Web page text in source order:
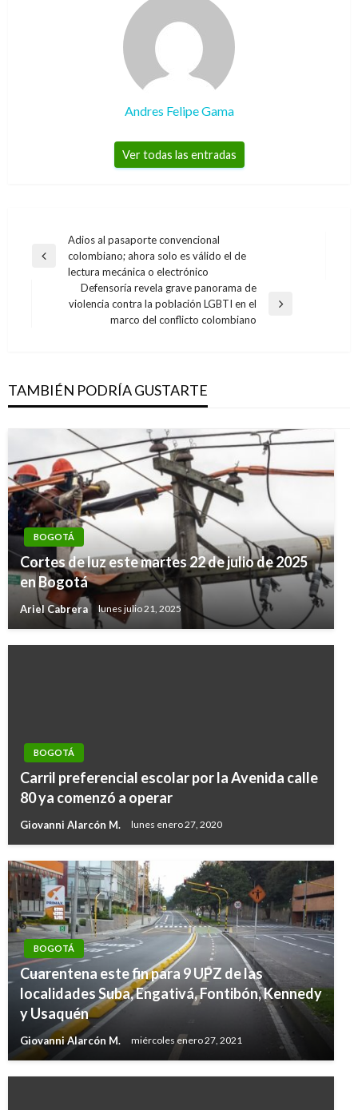
Andres Felipe Gama
Ver todas las entradas
Navegación
de
entradas
Entrada
anterior
Adios al pasaporte convencional
colombiano; ahora solo es válido el de
lectura mecánica o electrónico
Entrada
Defensoría revela grave panorama de
violencia contra la población LGBTI en el
marco del conflicto colombiano
TAMBIÉN PODRÍA GUSTARTE
BOGOTÁ
Cortes de luz este martes 22 de julio de 2025
en Bogotá
Ariel Cabrera lunes julio 21, 2025
BOGOTÁ
Carril preferencial escolar por la Avenida calle
80 ya comenzó a operar
Giovanni Alarcón M. lunes enero 27, 2020
BOGOTÁ
Cuarentena este fin para 9 UPZ de las
localidades Suba, Engativá, Fontibón, Kennedy
y Usaquén
Giovanni Alarcón M. miércoles enero 27, 2021